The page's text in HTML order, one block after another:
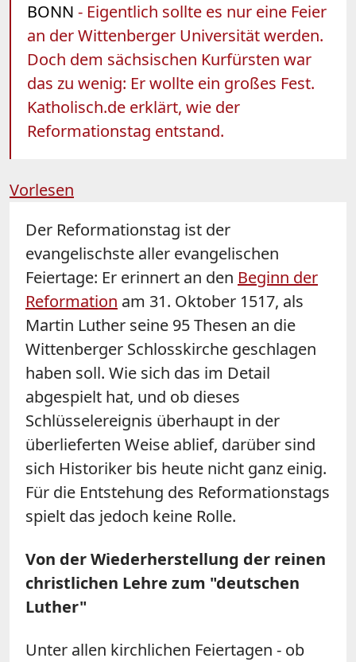
BONN - Eigentlich sollte es nur eine Feier
an der Wittenberger Universität werden.
Doch dem sächsischen Kurfürsten war
das zu wenig: Er wollte ein großes Fest.
Katholisch.de erklärt, wie der
Reformationstag entstand.
Vorlesen
Der Reformationstag ist der
evangelischste aller evangelischen
Feiertage: Er erinnert an den Beginn der
Reformation am 31. Oktober 1517, als
Martin Luther seine 95 Thesen an die
Wittenberger Schlosskirche geschlagen
haben soll. Wie sich das im Detail
abgespielt hat, und ob dieses
Schlüsselereignis überhaupt in der
überlieferten Weise ablief, darüber sind
sich Historiker bis heute nicht ganz einig.
Für die Entstehung des Reformationstags
spielt das jedoch keine Rolle.
Von der Wiederherstellung der reinen
christlichen Lehre zum "deutschen
Luther"
Unter allen kirchlichen Feiertagen - ob